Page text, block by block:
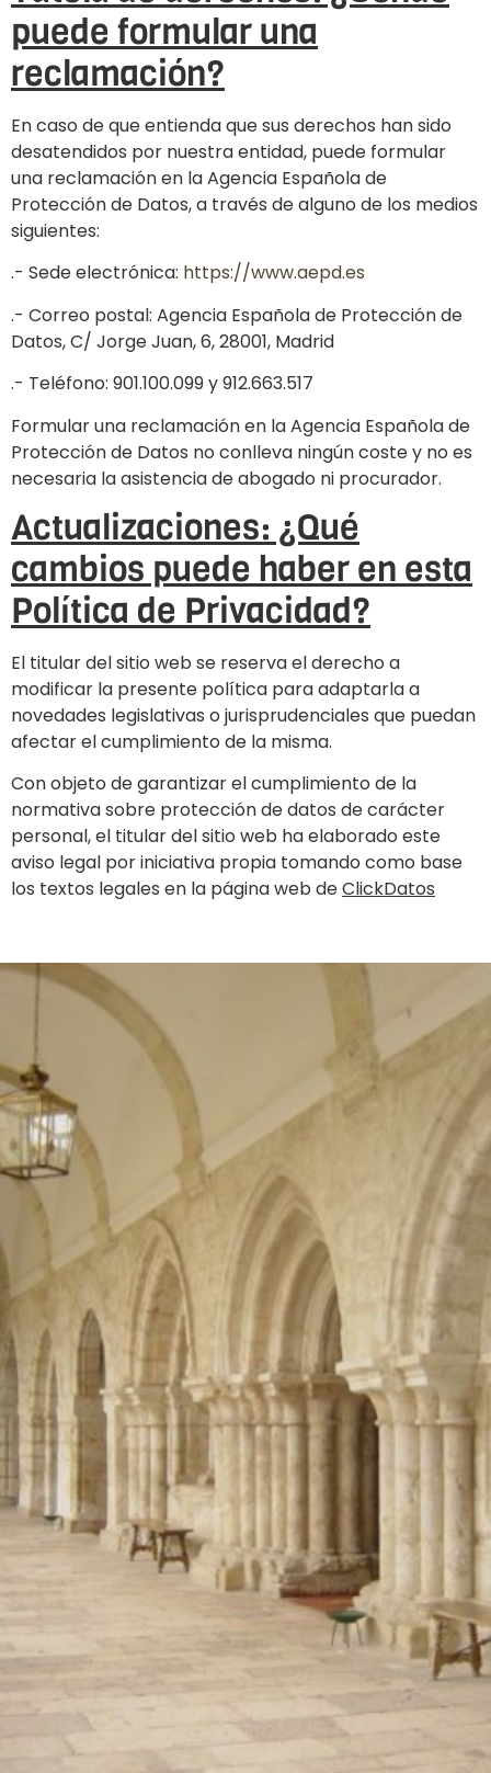
puede formular una
reclamación?
En caso de que entienda que sus derechos han sido
desatendidos por nuestra entidad, puede formular
una reclamación en la Agencia Española de
Protección de Datos, a través de alguno de los medios
siguientes:
.- Sede electrónica: https://www.aepd.es
.- Correo postal: Agencia Española de Protección de
Datos, C/ Jorge Juan, 6, 28001, Madrid
.- Teléfono: 901.100.099 y 912.663.517
Formular una reclamación en la Agencia Española de
Protección de Datos no conlleva ningún coste y no es
necesaria la asistencia de abogado ni procurador.
Actualizaciones: ¿Qué
cambios puede haber en esta
Política de Privacidad?
El titular del sitio web se reserva el derecho a
modificar la presente política para adaptarla a
novedades legislativas o jurisprudenciales que puedan
afectar el cumplimiento de la misma.
Con objeto de garantizar el cumplimiento de la
normativa sobre protección de datos de carácter
personal, el titular del sitio web ha elaborado este
aviso legal por iniciativa propia tomando como base
los textos legales en la página web deClickDatos